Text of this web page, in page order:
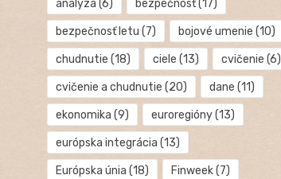
analýza (6) bezpečnosť(17)
bezpečnosť letu (7) bojové umenie (10)
chudnutie (18) ciele (13) cvičenie (6)
cvičenie a chudnutie (20) dane (11)
ekonomika (9) euroregióny(13)
európska integrácia (13)
Európska únia (18) Finweek(7)